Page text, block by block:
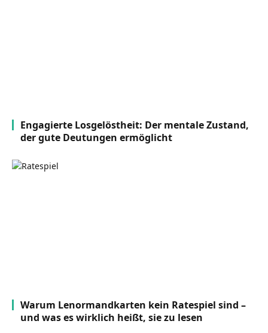
Engagierte Losgelöstheit: Der mentale Zustand,
der gute Deutungen ermöglicht
Warum Lenormandkarten kein Ratespiel sind –
und was es wirklich heißt, sie zu lesen